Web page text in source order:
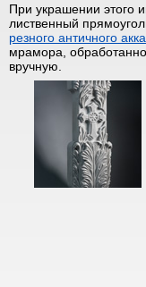
При украшении этого
лиственный
резного античного
мрамора,
вручную.